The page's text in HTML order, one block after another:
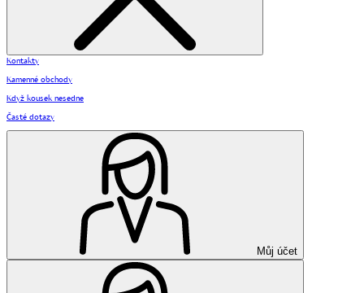
Kontakty
Kamenné obchody
Když kousek nesedne
Časté dotazy
Můj účet